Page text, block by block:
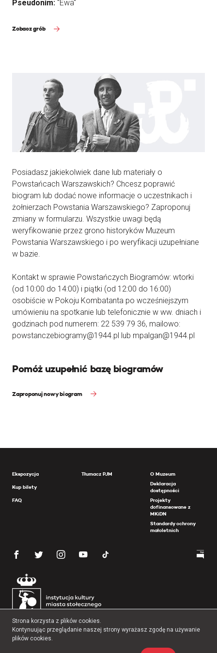
Pseudonim: "Ewa"
Zobacz grób
Posiadasz jakiekolwiek dane lub materiały o
Powstańcach Warszawskich? Chcesz poprawić
biogram lub dodać nowe informacje o uczestnikach i
żołnierzach Powstania Warszawskiego? Zaproponuj
zmiany w formularzu. Wszystkie uwagi będą
weryfikowanie przez grono historyków Muzeum
Powstania Warszawskiego i po weryfikacji uzupełniane
w bazie.
Kontakt w sprawie Powstańczych Biogramów: wtorki
(od 10:00 do 14:00) i piątki (od 12:00 do 16:00)
osobiście w Pokoju Kombatanta po wcześniejszym
umówieniu na spotkanie lub telefonicznie w ww. dniach i
godzinach pod numerem: 22 539 79 36, mailowo:
powstanczebiogramy@1944.pl lub mpalgan@1944.pl
Pomóż uzupełnić bazę biogramów
Zaproponuj nowy biogram
Ekspozycja
Kup bilety
FAQ
Tłumacz PJM
O Muzeum
Deklaracja
dostępności
Projekty
dofinansowane z
MKiDN
Standardy ochrony
małoletnich
Strona korzysta z plików cookies.
Kontynuując przeglądanie naszej strony wyrażasz zgodę na używanie
plików cookies.